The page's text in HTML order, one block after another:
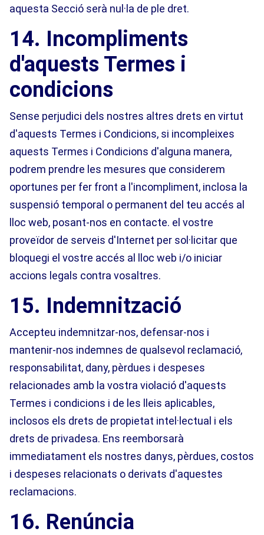
aquesta Secció serà nul·la de ple dret.
14. Incompliments
d'aquests Termes i
condicions
Sense perjudici dels nostres altres drets en virtut
d'aquests Termes i Condicions, si incompleixes
aquests Termes i Condicions d'alguna manera,
podrem prendre les mesures que considerem
oportunes per fer front a l'incompliment, inclosa la
suspensió temporal o permanent del teu accés al
lloc web, posant-nos en contacte. el vostre
proveïdor de serveis d'Internet per sol·licitar que
bloquegi el vostre accés al lloc web i/o iniciar
accions legals contra vosaltres.
15. Indemnització
Accepteu indemnitzar-nos, defensar-nos i
mantenir-nos indemnes de qualsevol reclamació,
responsabilitat, dany, pèrdues i despeses
relacionades amb la vostra violació d'aquests
Termes i condicions i de les lleis aplicables,
inclosos els drets de propietat intel·lectual i els
drets de privadesa. Ens reemborsarà
immediatament els nostres danys, pèrdues, costos
i despeses relacionats o derivats d'aquestes
reclamacions.
16. Renúncia